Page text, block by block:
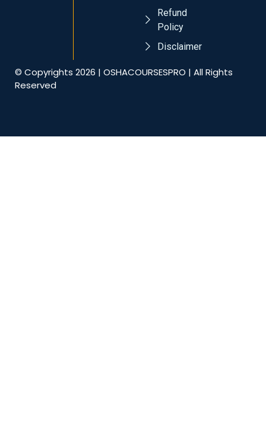
Refund
Policy
Disclaimer
© Copyrights 2026 | OSHACOURSESPRO | All Rights
Reserved